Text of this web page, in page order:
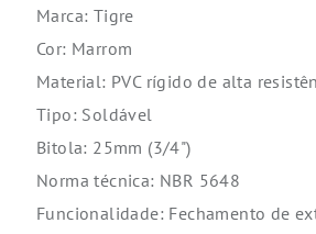
Marca: Tigre
Cor: Marrom
Material: PVC rígido de alta
Tipo: Soldável
Bitola: 25mm (3/4")
Norma técnica: NBR 5648
Funcionalidade: Fechamento de